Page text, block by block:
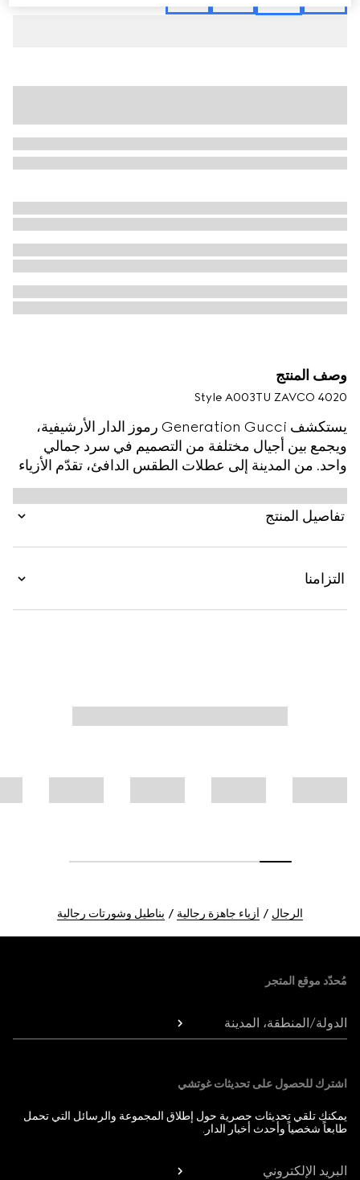
وصف المنتج
Style ‎A003TU ZAVCO 4020
يستكشف Generation Gucci رموز الدار الأرشيفية،
ويجمع بين أجيال مختلفة من التصميم في سرد جمالي
واحد. من المدينة إلى عطلات الطقس الدافئ، تقدّم الأزياء
الجاهزة الهروب الحضري من خلال عدسة راقية. صُنع هذا
الشورت من حرير التويل، ويتميّز بطبعة مُزهرة Gucci
على كامل القماش.
تفاصيل المنتج
التزامنا
الرجال أزياء جاهزة رجالية بناطيل وشورتات رجالية
مُحدّد موقع المتجر
الدولة/المنطقة، المدينة
اشترك للحصول على تحديثات غوتشي
يمكنك تلقي تحديثات حصرية حول إطلاق المجموعة والرسائل التي تحمل
طابعاً شخصياً وأحدث أخبار الدار.
البريد الإلكتروني